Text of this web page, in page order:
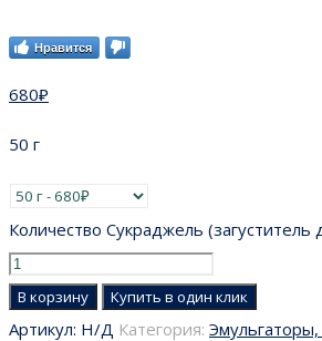
Нравится
680₽
50 г
Количество Сукраджель (загуститель
В корзину Купить в один клик
Артикул: Н/Д Категория: